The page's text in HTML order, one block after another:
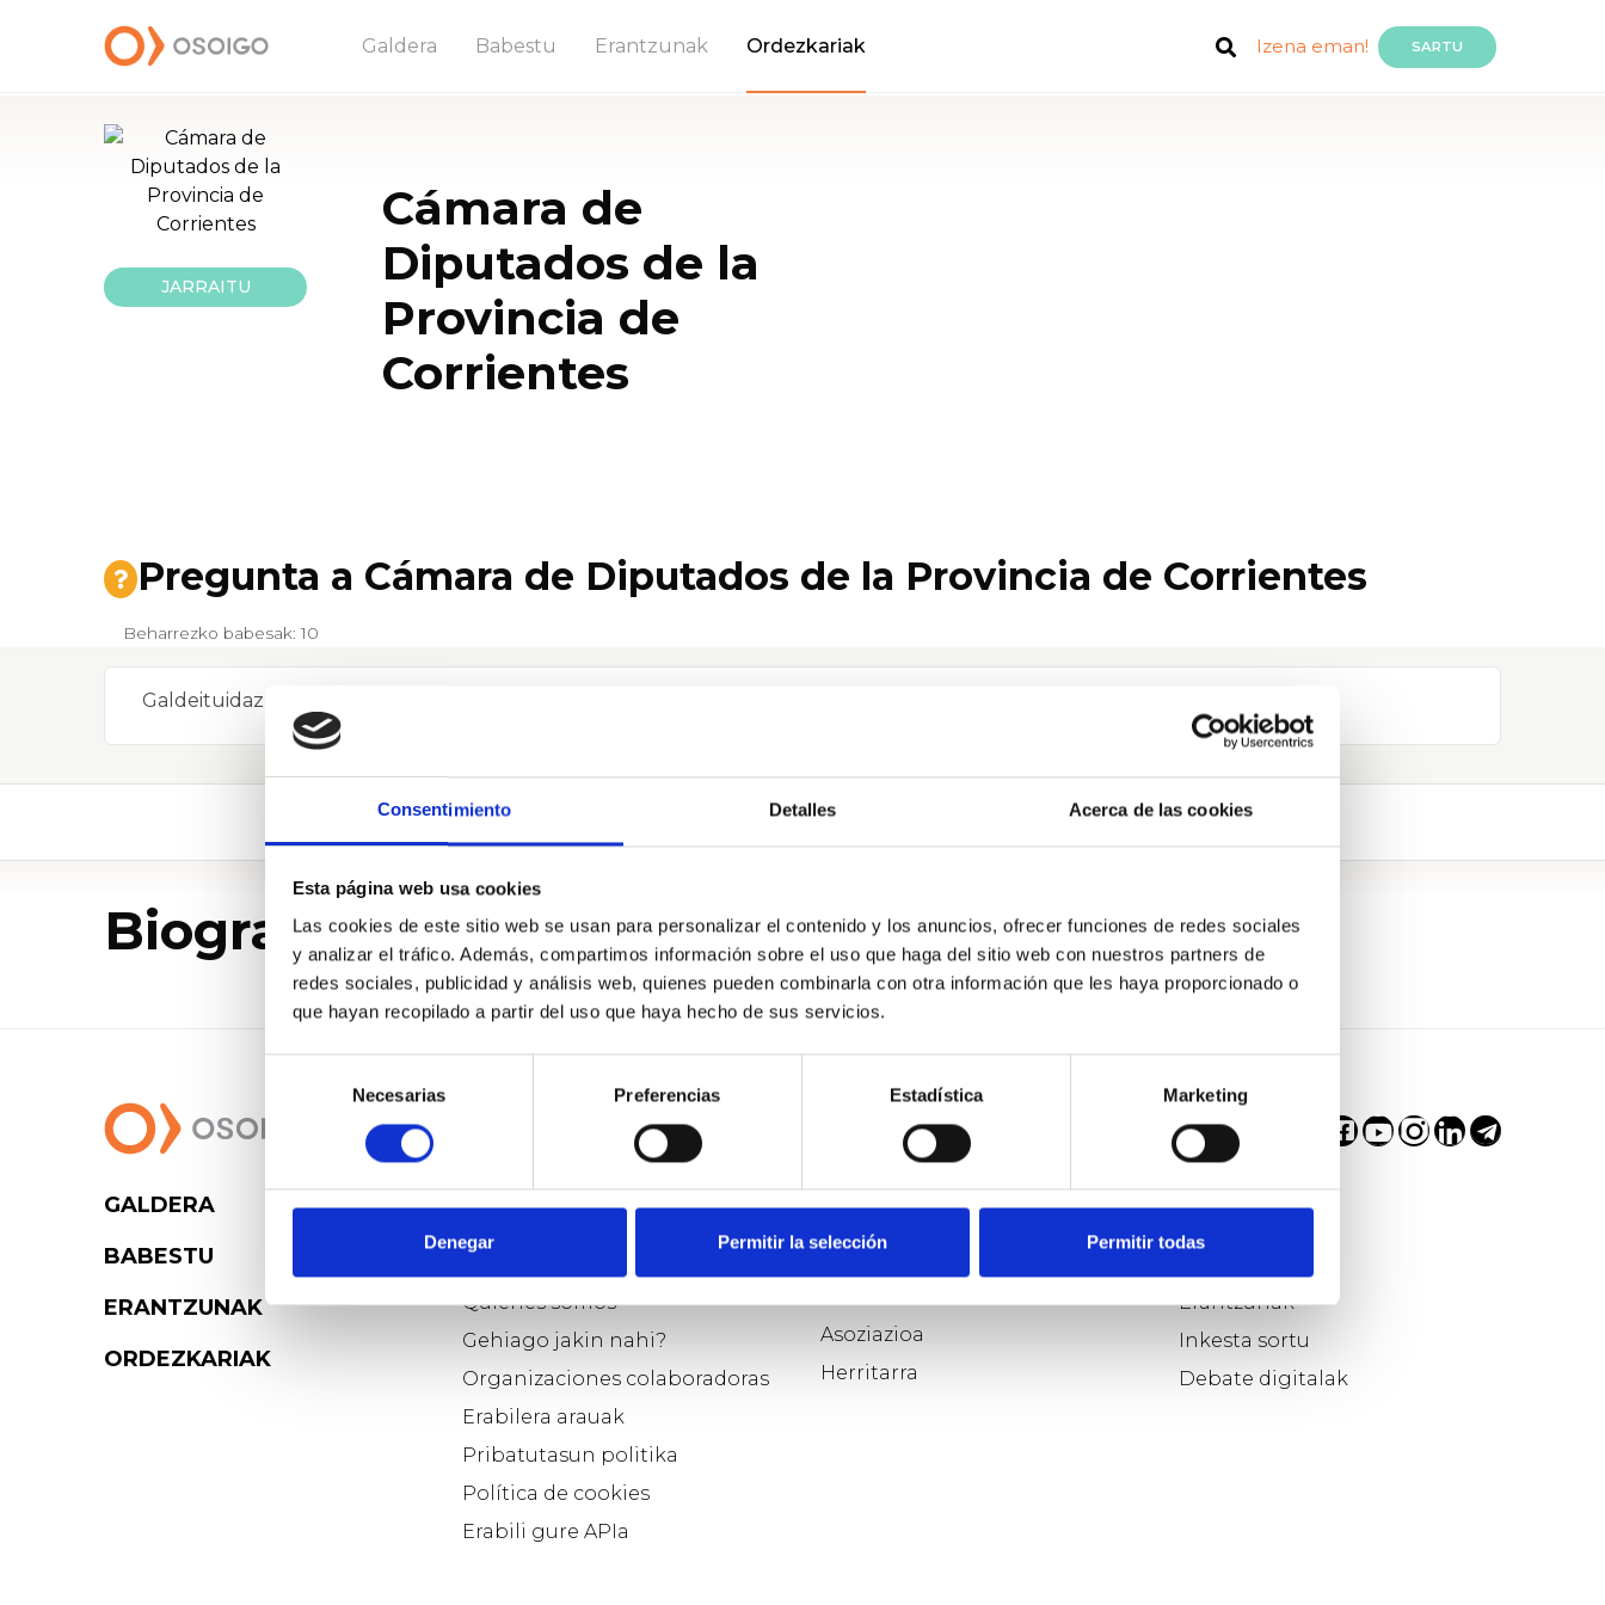
Consentimiento Detalles Acerca de las cookies
Esta página web usa cookies
Las cookies de este sitio web se usan para personalizar el contenido y los anuncios, ofrecer funciones de redes sociales
y analizar el tráfico. Además, compartimos información sobre el uso que haga del sitio web con nuestros partners de
redes sociales, publicidad y análisis web, quienes pueden combinarla con otra información que les haya proporcionado o
que hayan recopilado a partir del uso que haya hecho de sus servicios.
consentimiento
Necesarias Preferencias Estadística Marketing
Denegar Permitir la selección Permitir todas
Galdera Babestu Erantzunak Ordezkariak Izena eman! SARTU
JARRAITU
Cámara de
Diputados de la
Provincia de
Corrientes
Pregunta a Cámara de Diputados de la Provincia de Corrientes
Beharrezko babesak: 10
Galdeituidazu
Biografia
Biografia
GALDERA
BABESTU
ERANTZUNAK
ORDEZKARIAK
Osoigo
Quiénes somos
Gehiago jakin nahi?
Organizaciones colaboradoras
Erabilera arauak
Pribatutasun politika
Política de cookies
Erabili gure APIa
Parte hartzaile modua
aukeratu…
Asoziazioa
Herritarra
Parte hartu…
Erantzunak
Inkesta sortu
Debate digitalak